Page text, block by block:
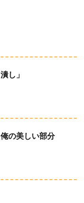
し」
の美しい部分